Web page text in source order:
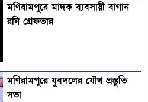
মণিরামপুরে মাদক ব্যবসায়ী বাগান
রনি গ্রেফতার
মণিরামপুরে যুবদলের যৌথ প্রস্তুতি
সভা